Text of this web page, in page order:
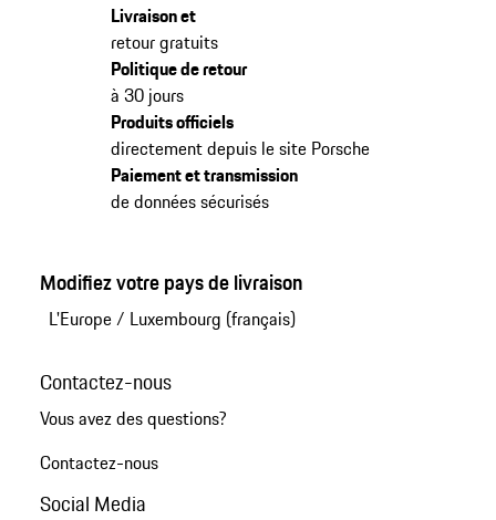
Livraison et
retour gratuits
Politique de retour
à 30 jours
Produits officiels
directement depuis le site Porsche
Paiement et transmission
de données sécurisés
Modifiez votre pays de livraison
L'Europe/ Luxembourg (français)
Contactez-nous
Vous avez des questions?
Contactez-nous
Social Media